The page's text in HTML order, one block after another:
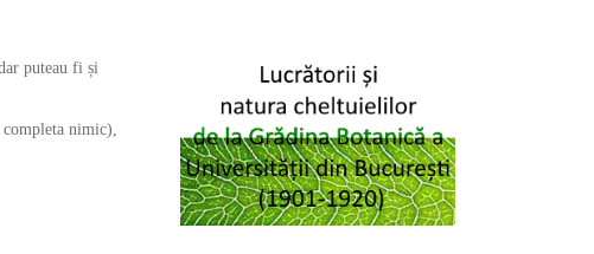
puteau fi și
completa nimic),